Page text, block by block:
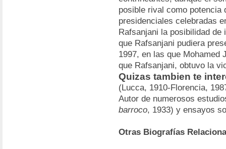
posible rival como potencia
presidenciales celebradas
Rafsanjani la posibilidad
que Rafsanjani pudiera
1997, en las que Mohamed
que Rafsanjani, obtuvo la
Quizas tambien te
(Lucca, 1910-Florencia,
Autor de numerosos
barroco, 1933) y ensayos
Otras Biografías